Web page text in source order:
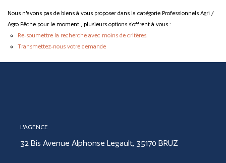
L’AGENCE
Qui Sommes Nous
Plus de critères Créer une alerte
Nous n'avons pas de biens à vous proposer dans la catégorie Professionnels Agri /
Agro Pêche pour le moment , plusieurs options s'offrent à vous :
Re-soumettre la recherche avec moins de critères.
Transmettez-nous votre demande
L'AGENCE
32 Bis Avenue Alphonse Legault, 35170 BRUZ